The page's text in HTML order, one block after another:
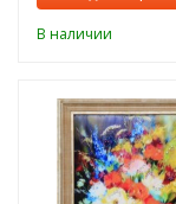
В наличии